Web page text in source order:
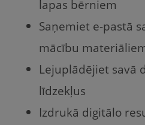
lapas bērniem
Saņemiet e-pastā
mācību
Lejuplādējiet savā
līdzekļus
Izdrukā digitālo